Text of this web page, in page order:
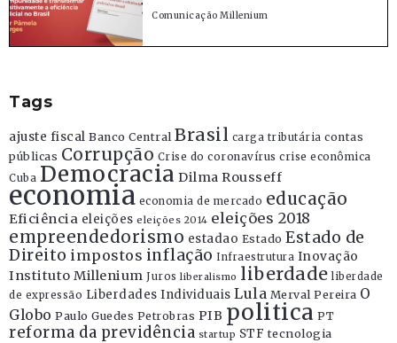
Comunicação Millenium
Tags
ajuste fiscal Banco Central Brasil carga tributária contas
públicas Corrupção Crise do coronavírus crise econômica
Cuba Democracia Dilma Rousseff
economia economia de mercado educação
Eficiência eleições eleições 2014 eleições 2018
empreendedorismo estadao Estado Estado de
Direito impostos inflação Infraestrutura Inovação
Instituto Millenium Juros liberalismo liberdade liberdade
de expressão Liberdades Individuais Lula Merval Pereira O
Globo Paulo Guedes Petrobras PIB politica PT
reforma da previdência startup STF tecnologia